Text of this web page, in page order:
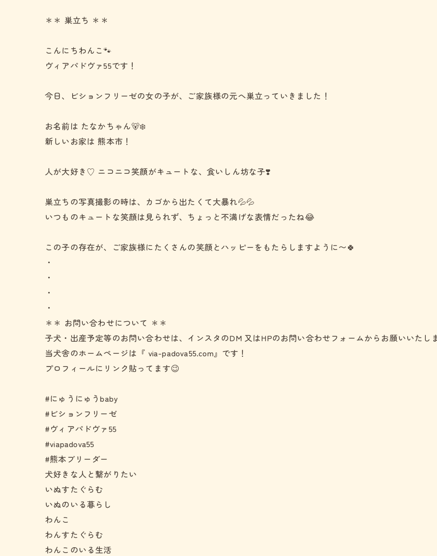
＊＊ 巣立ち ＊＊
こんにちわんこ🐾
ヴィアパドヴァ55です！
今日、ビションフリーゼの女の子が、ご家族様の元へ巣立っていきました！
お名前は たなかちゃん🐻‍❄️
新しいお家は 熊本市！
人が大好き♡ ニコニコ笑顔がキュートな、食いしん坊な子❣️
巣立ちの写真撮影の時は、カゴから出たくて大暴れ💦💦
いつものキュートな笑顔は見られず、ちょっと不満げな表情だったね😂
この子の存在が、ご家族様にたくさんの笑顔とハッピーをもたらしますように〜🍀
・
・
・
・
＊＊ お問い合わせについて ＊＊
子犬・出産予定等のお問い合わせは、インスタのDM 又はHPのお問い合わせフォームからお願いいたし
当犬舎のホームページは『 via-padova55.com』です！
プロフィールにリンク貼ってます😉
#にゅうにゅうbaby
#ビションフリーゼ
#ヴィアパドヴァ55
#viapadova55
#熊本ブリーダー
犬好きな人と繋がりたい
いぬすたぐらむ
いぬのいる暮らし
わんこ
わんすたぐらむ
わんこのいる生活